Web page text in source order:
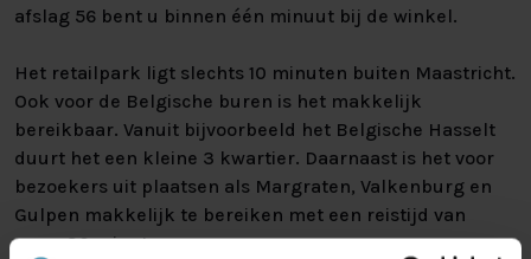
afslag 56 bent u binnen één minuut bij de winkel.
Het retailpark ligt slechts 10 minuten buiten Maastricht.
Ook voor de Belgische buren is het makkelijk
bereikbaar. Vanuit bijvoorbeeld het Belgische Hasselt
duurt het een kleine 3 kwartier. Daarnaast is het voor
bezoekers uit plaatsen als Margraten, Valkenburg en
Gulpen makkelijk te bereiken met een reistijd van
maar 20 minuten.